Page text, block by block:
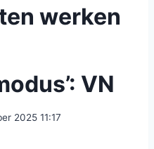
werken
VN
2025 11:17